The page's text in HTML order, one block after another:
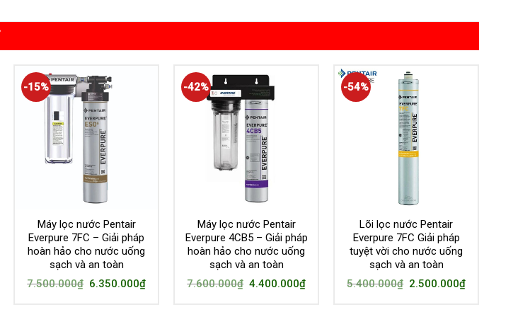
-15%
Máy lọc nước Pentair
Everpure 7FC – Giải pháp
hoàn hảo cho nước uống
sạch và an toàn
7.500.000₫ 6.350.000₫
-42%
Máy lọc nước Pentair
Everpure 4CB5 – Giải pháp
hoàn hảo cho nước uống
sạch và an toàn
7.600.000₫ 4.400.000₫
-54%
Lõi lọc nước Pentair
Everpure 7FC Giải pháp
tuyệt vời cho nước uống
sạch và an toàn
5.400.000₫ 2.500.000₫